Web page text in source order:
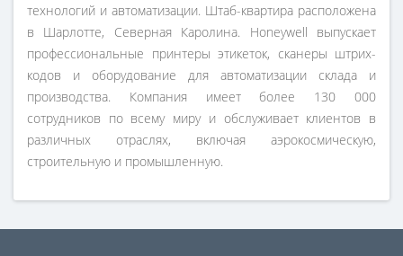
технологий и автоматизации. Штаб-квартира расположена
в Шарлотте, Северная Каролина. Honeywell выпускает
профессиональные принтеры этикеток, сканеры штрих-
кодов и оборудование для автоматизации склада и
производства. Компания имеет более 130 000
сотрудников по всему миру и обслуживает клиентов в
различных отраслях, включая аэрокосмическую,
строительную и промышленную.